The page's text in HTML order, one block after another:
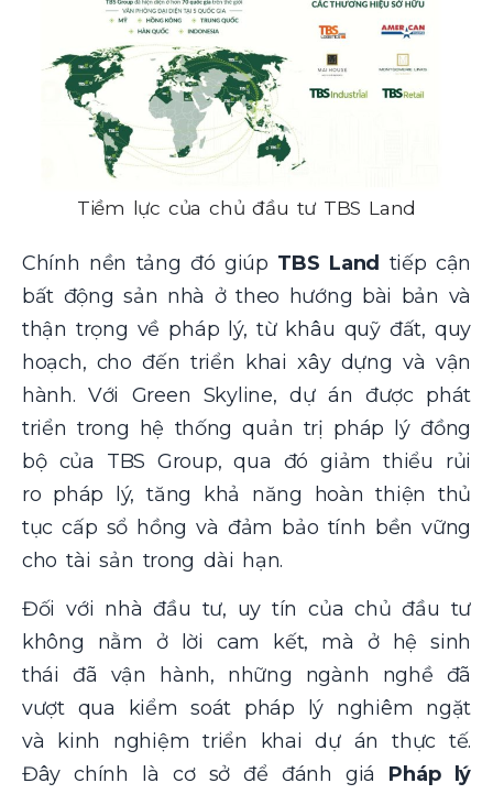
Tiềm lực của chủ đầu tư TBS Land
Chính nền tảng đó giúp TBS Land tiếp cận
bất động sản nhà ở theo hướng bài bản và
thận trọng về pháp lý, từ khâu quỹ đất, quy
hoạch, cho đến triển khai xây dựng và vận
hành. Với Green Skyline, dự án được phát
triển trong hệ thống quản trị pháp lý đồng
bộ của TBS Group, qua đó giảm thiểu rủi
ro pháp lý, tăng khả năng hoàn thiện thủ
tục cấp sổ hồng và đảm bảo tính bền vững
cho tài sản trong dài hạn.
Đối với nhà đầu tư, uy tín của chủ đầu tư
không nằm ở lời cam kết, mà ở hệ sinh
thái đã vận hành, những ngành nghề đã
vượt qua kiểm soát pháp lý nghiêm ngặt
và kinh nghiệm triển khai dự án thực tế.
Đây chính là cơ sở để đánh giá Pháp lý